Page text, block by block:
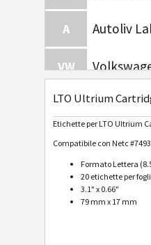
A Autoliv
VW
GM General
CAT
GS1 Etichette
LTO Ultrium
Etichette per LTO Ultrium
Compatibile con Netc
Formato Lettera
20 etichette per
3.1" x 0.66"
79 mm x 17 mm